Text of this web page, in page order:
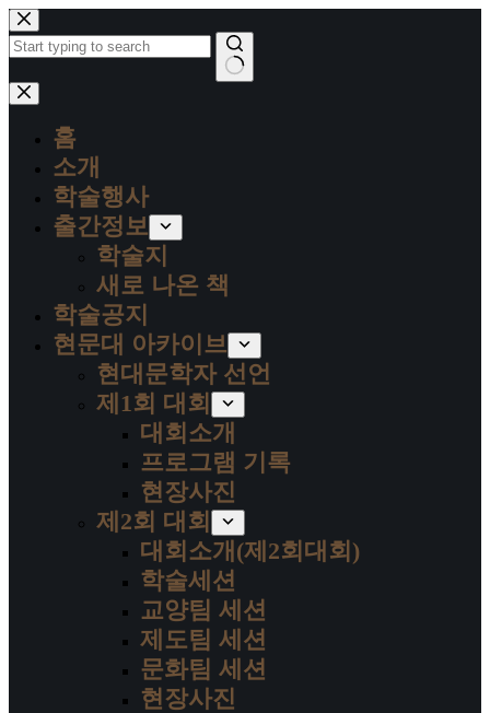
본
문
으
로
건
결
홈
소개
학술행사
출간정보
학술지
새로 나온 책
학술공지
현문대 아카이브
현대문학자 선언
제1회 대회
대회소개
프로그램 기록
현장사진
제2회 대회
대회소개(제2회대회)
학술세션
교양팀 세션
제도팀 세션
문화팀 세션
현장사진